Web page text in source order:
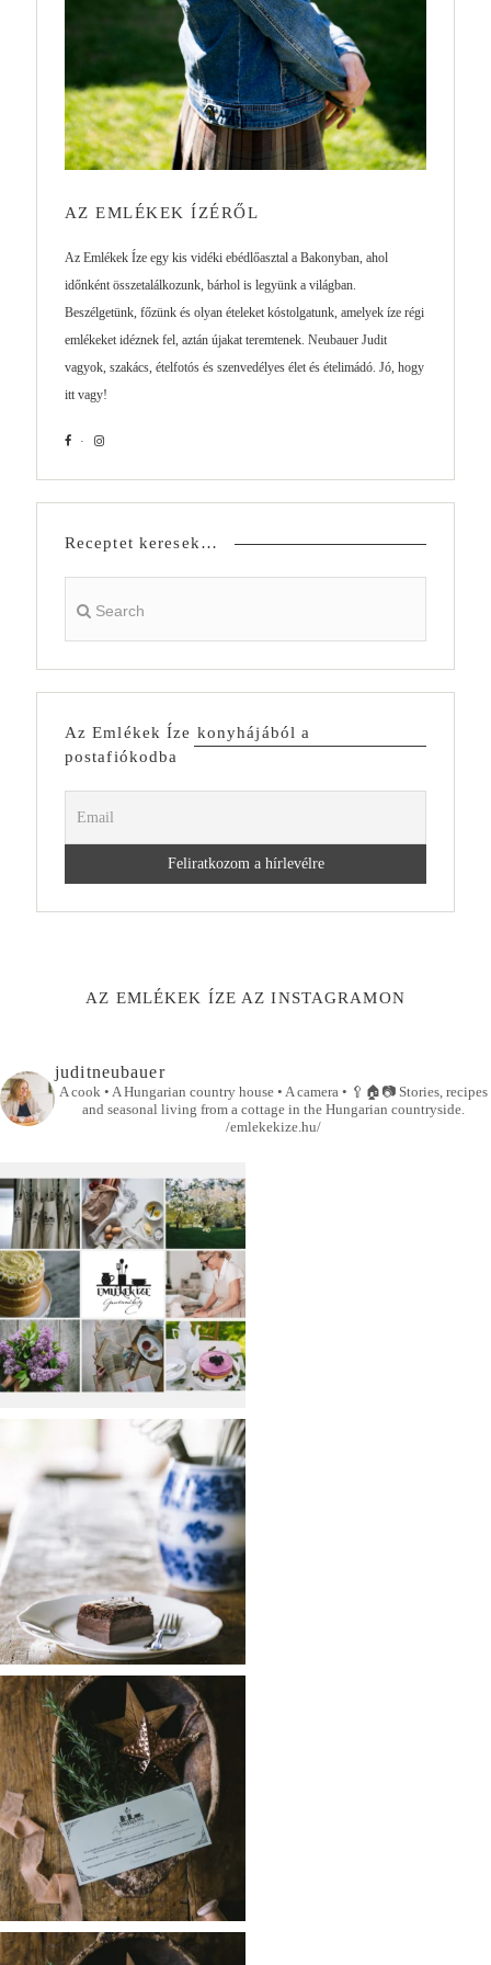
AZ EMLÉKEK ÍZÉRŐL
Az Emlékek Íze egy kis vidéki ebédlőasztal a Bakonyban, ahol
időnként összetalálkozunk, bárhol is legyünk a világban.
Beszélgetünk, főzünk és olyan ételeket kóstolgatunk, amelyek íze régi
emlékeket idéznek fel, aztán újakat teremtenek. Neubauer Judit
vagyok, szakács, ételfotós és szenvedélyes élet és ételimádó. Jó, hogy
itt vagy!
Receptet keresek…
Az Emlékek Íze konyhájából a
postafiókodba
AZ EMLÉKEK ÍZE AZ INSTAGRAMON
juditneubauer
A cook • A Hungarian country house • A camera • 🥄🏠📷Stories, recipes
and seasonal living from a cottage in the Hungarian countryside.
/emlekekize.hu/